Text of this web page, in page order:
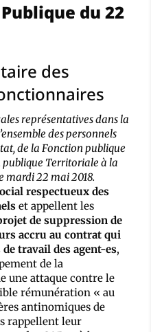
du 22
des
représentatives dans la
des personnels
de la Fonction publique
Territoriale à la
mardi 22 mai 2018.
respectueux des
et appellent les
de suppression de
accru au contrat qui
travail des agent-es,
de la
une attaque contre le
rémunération « au
antinomiques de
rappellent leur